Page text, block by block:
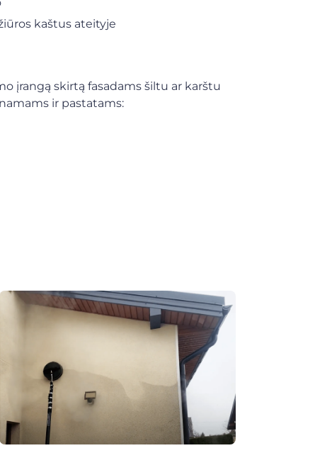
kaštus ateityje
įrangą skirtą fasadams šiltu ar karštu
ir pastatams: